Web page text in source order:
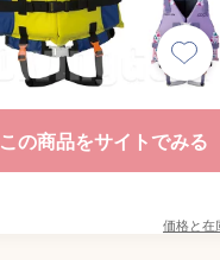
この商品をサイトでみる
価格と在